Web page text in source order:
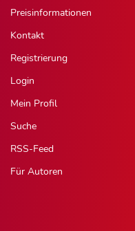
Preisinformationen
Kontakt
Registrierung
Login
Mein Profil
Suche
RSS-Feed
Für Autoren